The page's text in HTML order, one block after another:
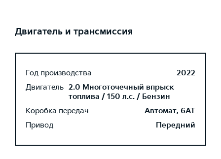
Двигатель и трансмиссия
Год производства
2022
Двигатель 2.0 Многоточечный впрыск
топлива / 150 л.с. / Бензин
Коробка передач
Автомат, 6AT
Привод
Передний